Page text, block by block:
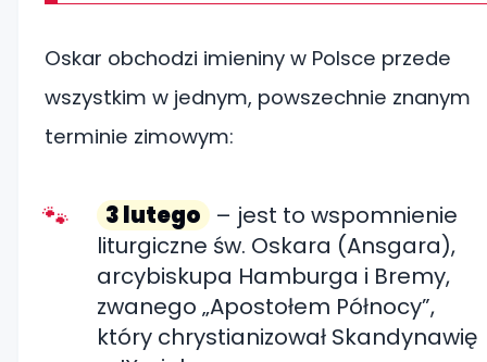
Oskar obchodzi imieniny w Polsce przede
wszystkim w jednym, powszechnie znanym
terminie zimowym:
3 lutego – jest to wspomnienie
liturgiczne św. Oskara (Ansgara),
arcybiskupa Hamburga i Bremy,
zwanego „Apostołem Północy”,
który chrystianizował Skandynawię